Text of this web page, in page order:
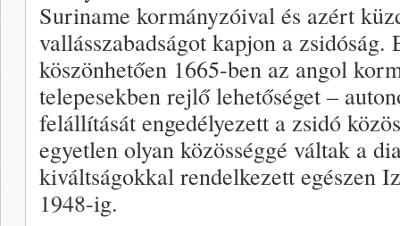
Suriname kormányzóival és azért
vallásszabadságot kapjon a zsidóság.
köszönhetően 1665-ben az angol
telepesekben rejlő lehetőséget –
felállítását engedélyezett a zsidó
egyetlen olyan közösséggé váltak a
kiváltságokkal rendelkezett egészen
1948-ig.